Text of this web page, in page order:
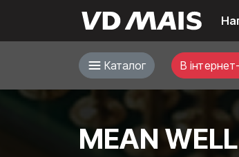
Каталог В
MEAN